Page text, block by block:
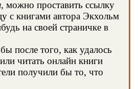
, можно проставить ссылку
с книгами автора Экхольм
на своей страничке в
после того, как удалось
читать онлайн книги
получили бы то, что